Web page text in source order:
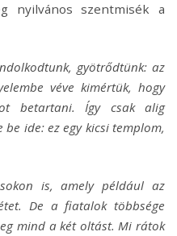
nyilvános szentmisék a
gyötrődtünk: az
véve kimértük, hogy
betartani. Így csak alig
ide: ez egy kicsi templom,
is, amely például az
De a fiatalok többsége
mind a két oltást. Mi rátok